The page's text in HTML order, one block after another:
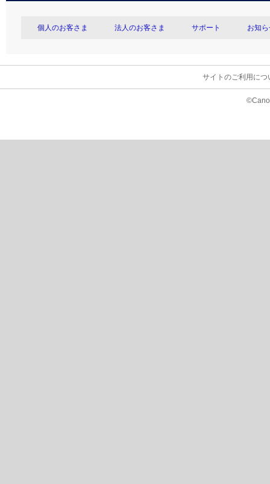
個人のお客さま 法人のお客さま サポート お知
サイトのご利用につ